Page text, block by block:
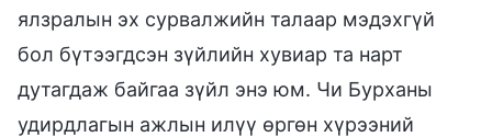
ялзралын эх сурвалжийн талаар мэдэхгүй
бол бүтээгдсэн зүйлийн хувиар та нарт
дутагдаж байгаа зүйл энэ юм. Чи Бурханы
удирдлагын ажлын илүү өргөн хүрээний